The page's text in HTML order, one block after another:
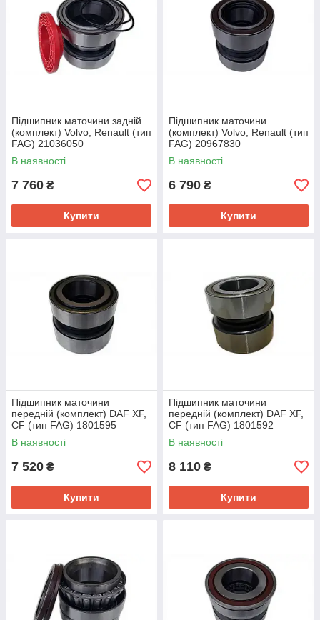
Підшипник маточини задній
(комплект) Volvo, Renault (тип
FAG) 21036050
В наявності
7 760 ₴
Купити
Підшипник маточини
(комплект) Volvo, Renault (тип
FAG) 20967830
В наявності
6 790 ₴
Купити
Підшипник маточини
передній (комплект) DAF XF,
CF (тип FAG) 1801595
В наявності
7 520 ₴
Купити
Підшипник маточини
передній (комплект) DAF XF,
CF (тип FAG) 1801592
В наявності
8 110 ₴
Купити